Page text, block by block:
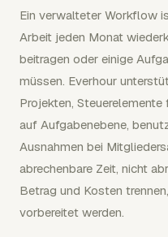
Ein verwalteter Workflow
Arbeit jeden Monat
beitragen oder einige
müssen. Everhour
Projekten,
auf Aufgabenebene,
Ausnahmen bei
abrechenbare Zeit, nicht
Betrag und Kosten
vorbereitet werden.